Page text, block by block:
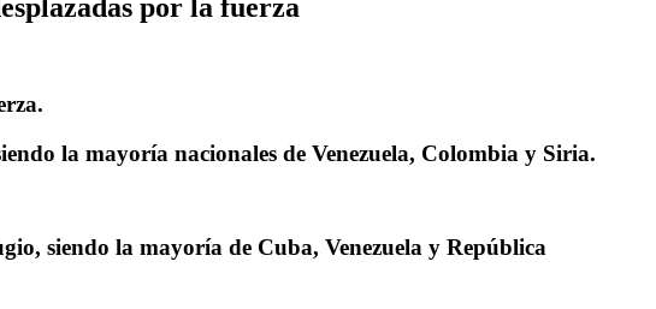
por la fuerza
la mayoría nacionales de Venezuela, Colombia y Siria.
siendo la mayoría de Cuba, Venezuela y República